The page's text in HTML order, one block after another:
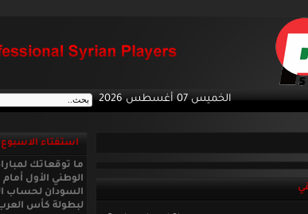
الخميس 07 أغسطس 2026
استفتاء الاسبوع
ما توقعاتك
الوطني الأول
السودان لحساب
لبطولة كأس